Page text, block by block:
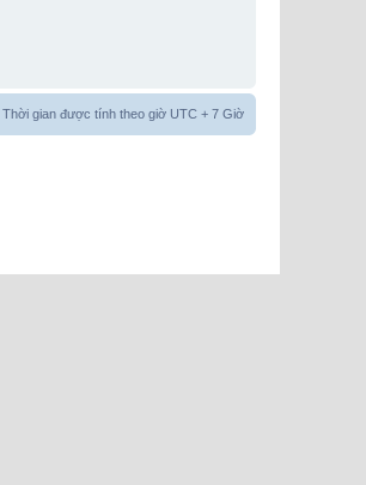
Thời gian được tính theo giờ UTC + 7 Giờ